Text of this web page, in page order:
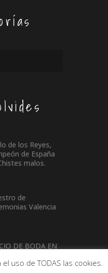
de los Reyes,
de España
malos.
de
Valencia
DE BODA EN
uso de TODAS las cookies.